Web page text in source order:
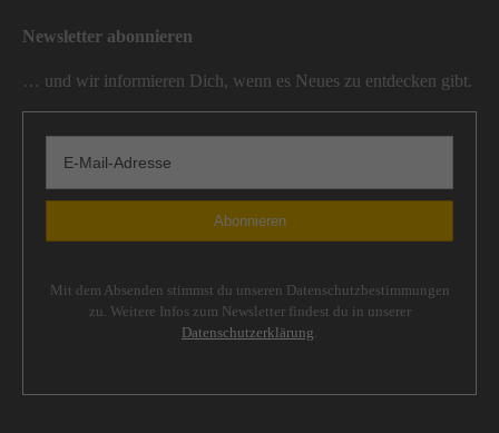
Newsletter abonnieren
… und wir informieren Dich, wenn es Neues zu entdecken gibt.
Mit dem Absenden stimmst du unseren Datenschutzbestimmungen
zu. Weitere Infos zum Newsletter findest du in unserer
Datenschutzerklärung